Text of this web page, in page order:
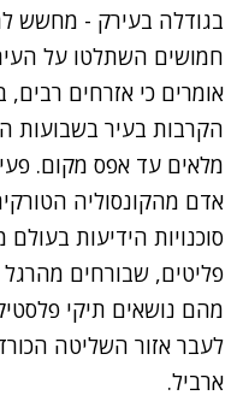
בגודלה בעירק - מחשש
חמושים השתלטו על
אומרים כי אזרחים
הקרבות בעיר בשבועות
אדם מהקונסוליה
סוכנויות הידיעות
פליטים, שבורחים מהרגל
מהם נושאים תיקי
לעבר אזור השליטה
ארביל.